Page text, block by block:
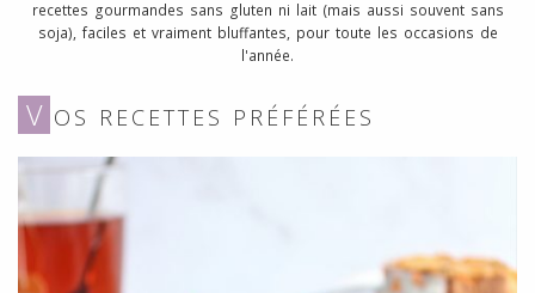
recettes gourmandes sans gluten ni lait (mais aussi souvent sans
soja), faciles et vraiment bluffantes, pour toute les occasions de
l'année.
V OS RECETTES PRÉFÉRÉES